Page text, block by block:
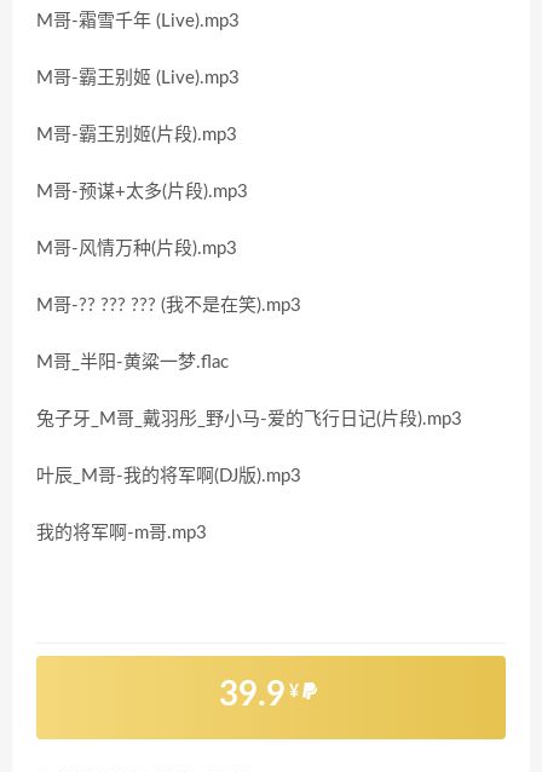
M哥-霜雪千年 (Live).mp3
M哥-霸王别姬 (Live).mp3
M哥-霸王别姬(片段).mp3
M哥-预谋+太多(片段).mp3
M哥-风情万种(片段).mp3
M哥-?? ??? ??? (我不是在笑).mp3
M哥_半阳-黄粱一梦.flac
兔子牙_M哥_戴羽彤_野小马-爱的飞行日记(片段).mp3
叶辰_M哥-我的将军啊(DJ版).mp3
我的将军啊-m哥.mp3
39.9 ¥